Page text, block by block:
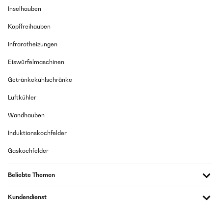
Inselhauben
Kopffreihauben
Infrarotheizungen
Eiswürfelmaschinen
Getränkekühlschränke
Luftkühler
Wandhauben
Induktionskochfelder
Gaskochfelder
Beliebte Themen
Kundendienst